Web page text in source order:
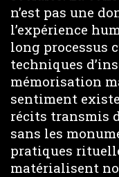
n’est pas une
l’expérience
long processus
techniques
mémorisation
sentiment
récits transmis
sans les
pratiques
matérialisent